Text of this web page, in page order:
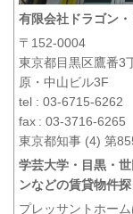
有限会社ドラゴン
〒152-0004
東京都目黒区鷹番3
原・中山ビル3F
tel : 03-6715-6262
fax : 03-3716-6265
東京都知事 (4) 第
学芸大学・目黒・
ンなどの賃貸物件
プレッサントホー